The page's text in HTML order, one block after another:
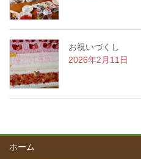
お祝いづくし
2026年2月11日
ホーム